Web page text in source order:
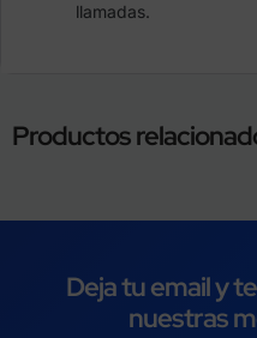
llamadas.
Productos
Deja tu email y
nuestras